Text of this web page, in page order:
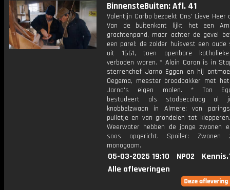
BinnensteBuiten: Afl. 41
Valentijn Carbo bezoekt Ons' Lieve Heer
Van de buitenkant lijkt het een
grachtenpand, maar achter de gevel
een parel: de zolder huisvest een oude
uit 1661, toen openbare
verboden waren. * Alain Caron is in
sterrenchef Jarno Eggen en hij
Oegema, meester broodbakker met
Jarno's eigen molen. * Ton
bestudeert als stadsecoloog al
knobbelzwaan in Almere: van
pulletje en van grondelen tot
Weerwater hebben de jonge zwanen
soos opgericht. Spoiler: Zwanen
monogaam.
05-03-2025 19:10 NPO2
Alle afleveringen